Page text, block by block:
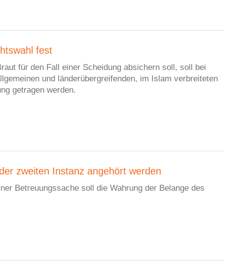
fest
für den Fall einer Scheidung absichern soll, soll bei
und länderübergreifenden, im Islam verbreiteten
getragen werden.
zweiten Instanz angehört werden
Betreuungssache soll die Wahrung der Belange des